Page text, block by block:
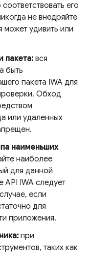
его
не внедряйте
может удивить или
пакета: вся
быть
пакета IWA для
Обход
или удаленных
наименьших
наиболее
для данной
API IWA следует
если
для
приложения.
при
таких как